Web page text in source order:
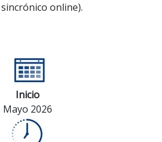
online).
Inicio
Mayo 2026